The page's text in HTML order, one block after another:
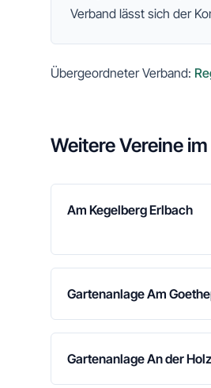
Verband lässt sich der
Übergeordneter Verband:
Weitere Vereine im
Am Kegelberg Erlbach
Gartenanlage Am
Gartenanlage An der